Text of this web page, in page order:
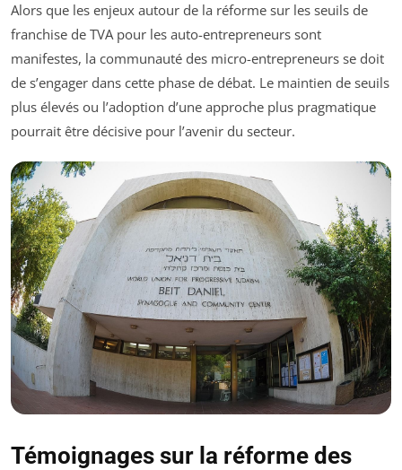
Alors que les enjeux autour de la réforme sur les seuils de
franchise de TVA pour les auto-entrepreneurs sont
manifestes, la communauté des micro-entrepreneurs se doit
de s’engager dans cette phase de débat. Le maintien de seuils
plus élevés ou l’adoption d’une approche plus pragmatique
pourrait être décisive pour l’avenir du secteur.
Témoignages sur la réforme des